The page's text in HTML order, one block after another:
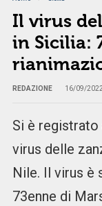
Il virus
in Sicilia:
REDAZIONE 16/09/2022
Si è
virus delle
Nile. Il virus è
73enne di